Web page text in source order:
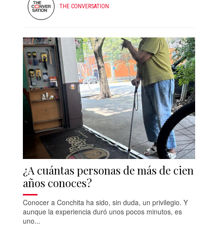
THE CONVERSATION
¿A cuántas personas de más de cien
años conoces?
Conocer a Conchita ha sido, sin duda, un privilegio. Y
aunque la experiencia duró unos pocos minutos, es
uno...